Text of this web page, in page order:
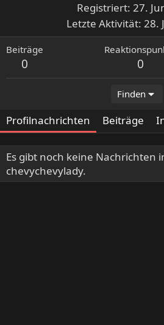
Registriert 27.
Letzte Aktivität 28.
Beiträge
0 0
Finden
Profilnachrichten Beiträge
Es gibt noch keine Nachrichten
chevychevylady.